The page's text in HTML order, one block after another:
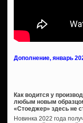
Дополнение, январь
Как водится у
любым новым образцом
«Стоеджер» здесь не
Новинка 2022 года